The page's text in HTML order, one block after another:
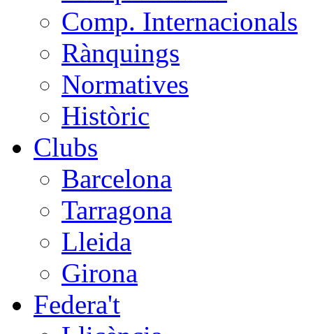
Comp. Internacionals
Rànquings
Normatives
Històric
Clubs
Barcelona
Tarragona
Lleida
Girona
Federa't